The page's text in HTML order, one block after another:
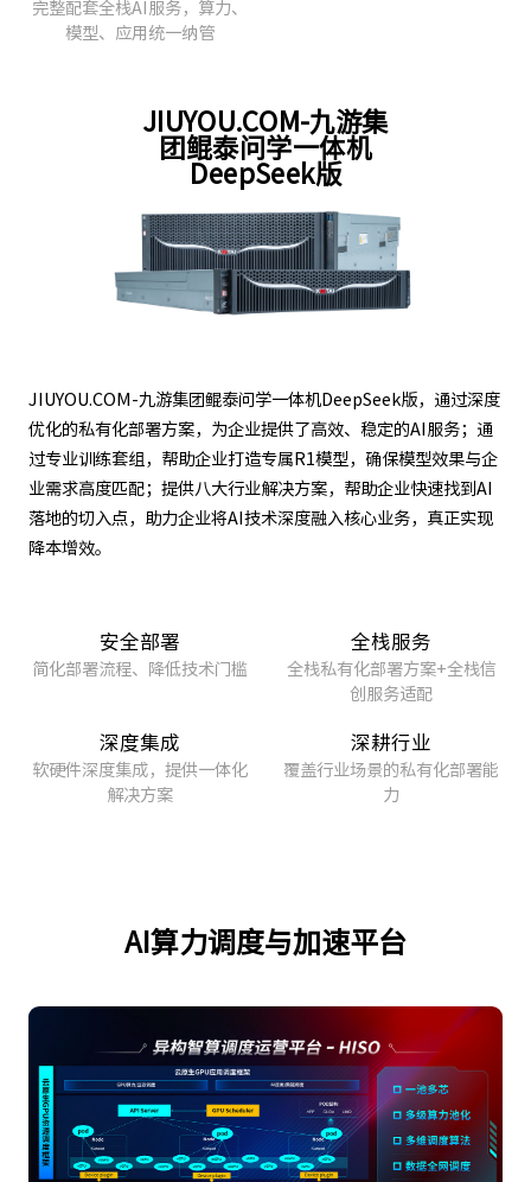
完整配套全栈AI服务，算力、
模型、应用统一纳管
JIUYOU.COM-九游集
团鲲泰问学一体机
DeepSeek版
JIUYOU.COM-九游集团鲲泰问学一体机DeepSeek版，通过深度
优化的私有化部署方案，为企业提供了高效、稳定的AI服务；通
过专业训练套组，帮助企业打造专属R1模型，确保模型效果与企
业需求高度匹配；提供八大行业解决方案，帮助企业快速找到AI
落地的切入点，助力企业将AI技术深度融入核心业务，真正实现
降本增效。
安全部署
简化部署流程、降低技术门槛
全栈服务
全栈私有化部署方案+全栈信
创服务适配
深度集成
软硬件深度集成，提供一体化
解决方案
深耕行业
覆盖行业场景的私有化部署能
力
AI算力调度与加速平台